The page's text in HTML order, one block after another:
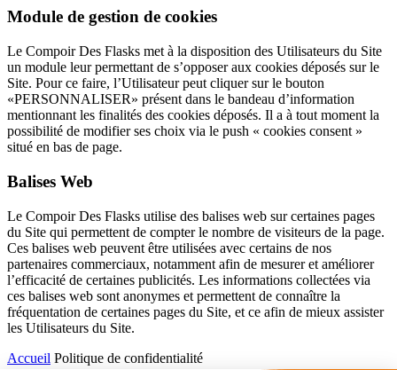
Module de gestion de cookies
Le Compoir Des Flasks met à la disposition des Utilisateurs du Site
un module leur permettant de s’opposer aux cookies déposés sur le
Site. Pour ce faire, l’Utilisateur peut cliquer sur le bouton
«PERSONNALISER» présent dans le bandeau d’information
mentionnant les finalités des cookies déposés. Il a à tout moment la
possibilité de modifier ses choix via le push « cookies consent »
situé en bas de page.
Balises Web
Le Compoir Des Flasks utilise des balises web sur certaines pages
du Site qui permettent de compter le nombre de visiteurs de la page.
Ces balises web peuvent être utilisées avec certains de nos
partenaires commerciaux, notamment afin de mesurer et améliorer
l’efficacité de certaines publicités. Les informations collectées via
ces balises web sont anonymes et permettent de connaître la
fréquentation de certaines pages du Site, et ce afin de mieux assister
les Utilisateurs du Site.
Accueil Politique de confidentialité